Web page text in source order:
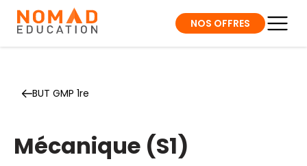
NOS OFFRES
BUT GMP 1re
Mécanique (S1)